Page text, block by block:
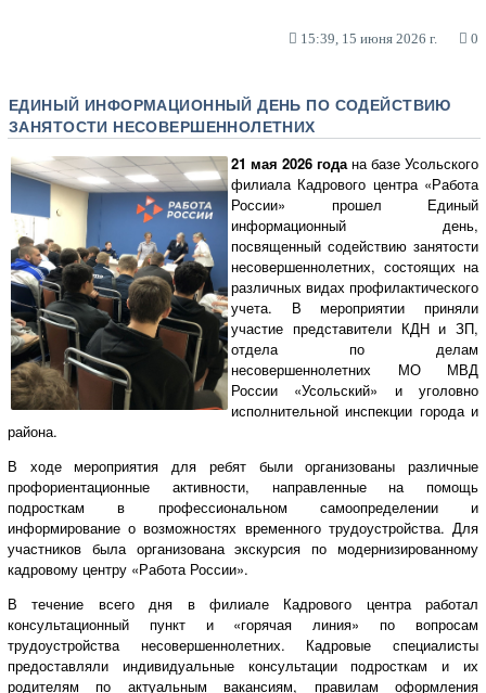
15:39, 15 июня 2026 г. 0
ЕДИНЫЙ ИНФОРМАЦИОННЫЙ ДЕНЬ ПО СОДЕЙСТВИЮ
ЗАНЯТОСТИ НЕСОВЕРШЕННОЛЕТНИХ
21 мая 2026 годана базе Усольского
филиала Кадрового центра «Работа
России» прошел Единый
информационный день,
посвященный содействию занятости
несовершеннолетних, состоящих на
различных видах профилактического
учета. В мероприятии приняли
участие представители КДН и ЗП,
отдела по делам
несовершеннолетних МО МВД
России «Усольский» и уголовно
исполнительной инспекции города и
района.
В ходе мероприятия для ребят были организованы различные
профориентационные активности, направленные на помощь
подросткам в профессиональном самоопределении и
информирование о возможностях временного трудоустройства. Для
участников была организована экскурсия по модернизированному
кадровому центру «Работа России».
В течение всего дня в филиале Кадрового центра работал
консультационный пункт и «горячая линия» по вопросам
трудоустройства несовершеннолетних. Кадровые специалисты
предоставляли индивидуальные консультации подросткам и их
родителям по актуальным вакансиям, правилам оформления